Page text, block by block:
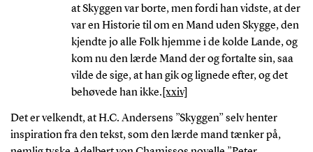
at Skyggen var borte, men fordi han vidste, at der
var en Historie til om en Mand uden Skygge, den
kjendte jo alle Folk hjemme i de kolde Lande, og
kom nu den lærde Mand der og fortalte sin, saa
vilde de sige, at han gik og lignede efter, og det
behøvede han ikke. [xxiv]
Det er velkendt, at H.C. Andersens ”Skyggen” selv henter
inspiration fra den tekst, som den lærde mand tænker på,